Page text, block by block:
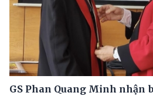
GS Phan Quang Minh nhận